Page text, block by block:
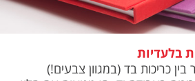
בלעדיות
בין כריכות בד (במגוון צבעים!)